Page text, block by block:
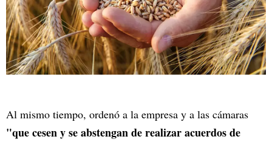
Al mismo tiempo, ordenó a la empresa y a las cámaras
"que cesen y se abstengan de realizar acuerdos de